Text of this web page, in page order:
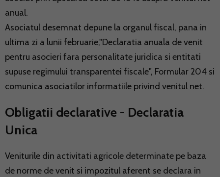
anual.
Asociatul desemnat depune la organul fiscal, pana in
ultima zi a lunii februarie,"Declaratia anuala de venit
pentru asocieri fara personalitate juridica si entitati
supuse regimului transparentei fiscale", Formular 204 si
comunica asociatilor informatiile privind venitul net.
Obligatii declarative - Declaratia
Unica
Veniturile din activitati agricole determinate pe baza
de norme de venit si impozitul aferent se declara in